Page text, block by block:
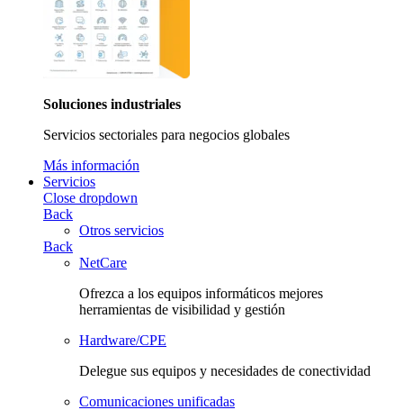
Soluciones industriales
Servicios sectoriales para negocios globales
Más información
Servicios
Close dropdown
Back
Otros servicios
Back
NetCare
Ofrezca a los equipos informáticos mejores
herramientas de visibilidad y gestión
Hardware/CPE
Delegue sus equipos y necesidades de conectividad
Comunicaciones unificadas